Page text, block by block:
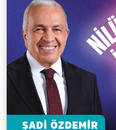
Nilüfer ekibi,
Nilüfer Halk
Halk Evi’ndeki
sundular. Dansçıları
Nilüfer Halk Dansları
ifade ederek,
Galeri